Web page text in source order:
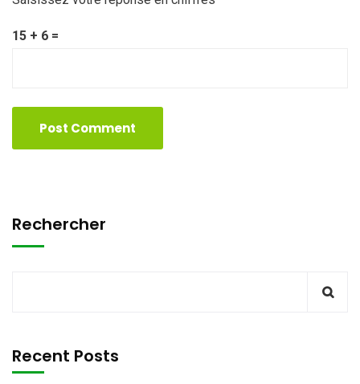
15 + 6 =
Rechercher
Recent Posts